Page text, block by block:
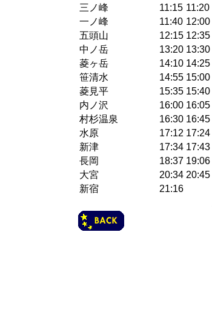
三ノ峰
11:15 11:20
一ノ峰
11:40 12:00
五頭山
12:15 12:35
中ノ岳
13:20 13:30
菱ヶ岳
14:10 14:25
笹清水
14:55 15:00
菱見平
15:35 15:40
内ノ沢
16:00 16:05
村杉温泉
16:30 16:45
水原
17:12 17:24
新津
17:34 17:43
長岡
18:37 19:06
大宮
20:34 20:45
新宿
21:16